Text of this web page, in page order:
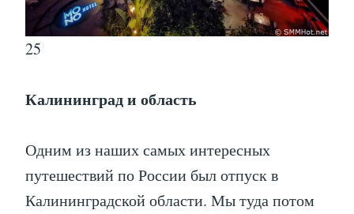
25
Калининград и область
Одним из наших самых интересных
путешествий по России был отпуск в
Калининградской области. Мы туда потом